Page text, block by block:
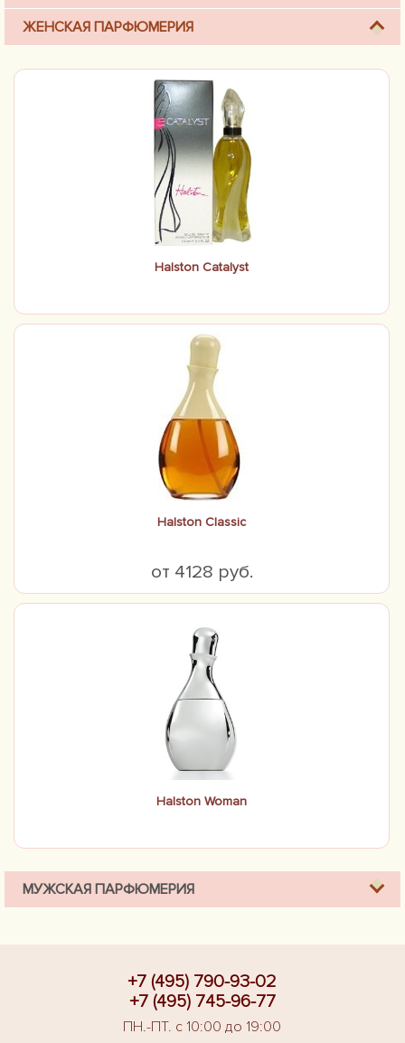
ЖЕНСКАЯ ПАРФЮМЕРИЯ
Halston Catalyst
Halston Classic
от 4128 руб.
Halston Woman
МУЖСКАЯ ПАРФЮМЕРИЯ
+7 (495) 790-93-02
+7 (495) 745-96-77
ПН.-ПТ. с 10:00 до 19:00